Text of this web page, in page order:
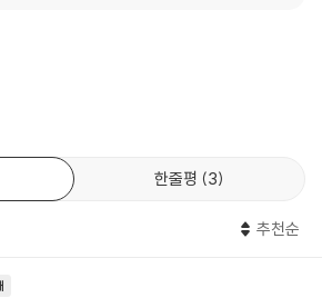
보다 열두 살이 많고 강보에 싸인 아기 때부터
로 클 때까지 전부 지켜본 누나였다.
통곡하는 커러를 끌어안았다. 커러는 그러거나
러는 물난리 난 강가에 홀로 남은 사람 같았고
바라보는 것 말고는 아무것도 할 수 없는 사람
다. 삼십 대 직장인이 된 누나는 동생의 안위를
나는 광장을 향해 달려가 동생을 말린다. 그러
하지 못하는 십 대 동생은 누나 커이의 절대적
조금씩 홀로 서려 한다. 소설은 이 남매가 자라
회적 역할, 가족의 해체와 재구성, 시대의 혼
한다. 응석받이 동생이 성장하여 누나를 돌보는
과 실종, 정신적 타인이었다가 다시 정서적 의
은 자의 이야기
한줄평 3
추천순